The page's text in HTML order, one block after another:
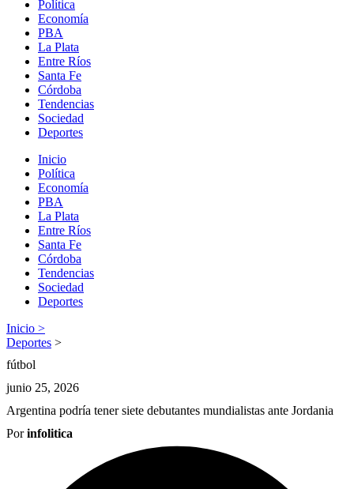
Política
Economía
PBA
La Plata
Entre Ríos
Santa Fe
Córdoba
Tendencias
Sociedad
Deportes
Inicio
Política
Economía
PBA
La Plata
Entre Ríos
Santa Fe
Córdoba
Tendencias
Sociedad
Deportes
Inicio >
Deportes >
fútbol
junio 25, 2026
Argentina podría tener siete debutantes mundialistas ante Jordania
Porinfolitica